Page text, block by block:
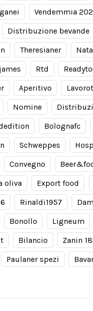
Vendemmia
Distribuzione bevande
Theresianer
Rtd
Aperitivo
Nomine
Bolognafc
Schweppes
Convegno
oliva Export food
Rinaldi1957
Bonollo Ligneum
Bilancio Zanin
Paulaner spezi